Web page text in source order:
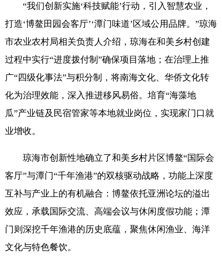
“我们创新实施‘科技赋能’行动，引入智慧农业，
打造‘博鳌田园会客厅’‘潭门味道’区域公用品牌。”琼海
市农业农村局相关负责人介绍，琼海在和美乡村创建
过程中实行“进度拨付制”确保项目落地；在治理上推
广“四级化事法”与积分制，将南海文化、华侨文化转
化为治理效能，深入推进移风易俗。培育“海藻地
瓜”产业链及民宿管家等本地就业岗位，实现家门口就
业增收。
琼海市创新性地确立了和美乡村片区博鳌“国际会
客厅”与潭门“千年渔港”的双核驱动战略，功能上深度
互补与产业上的有机融合：博鳌依托亚洲论坛的溢出
效应，承载国际交流、高端会议与休闲度假功能；潭
门则深挖千年渔港的历史底蕴，聚焦休闲渔业、海洋
文化与特色餐饮。